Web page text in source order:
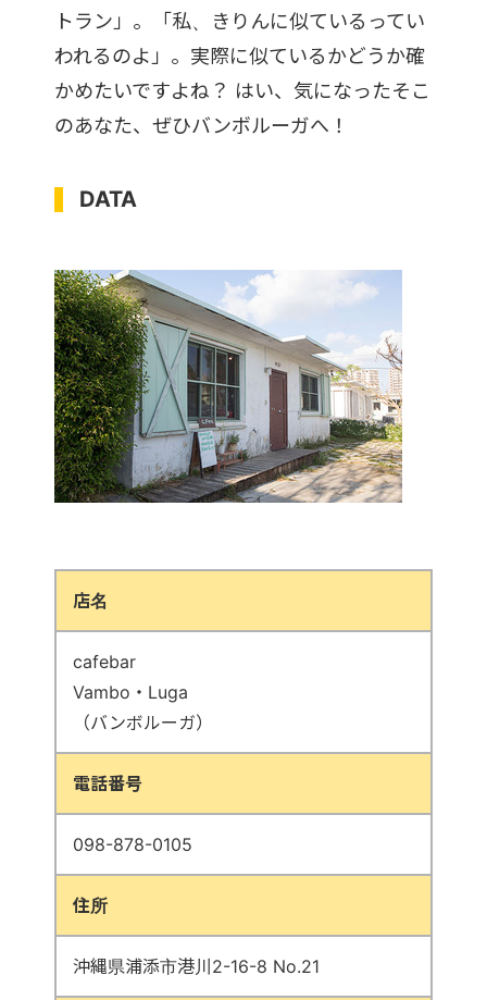
トラン」。「私、きりんに似ているってい
われるのよ」。実際に似ているかどうか確
かめたいですよね？ はい、気になったそこ
のあなた、ぜひバンボルーガへ！
DATA
店名
cafebar
Vambo・Luga
（バンボルーガ）
電話番号
098-878-0105
住所
沖縄県浦添市港川2-16-8 No.21